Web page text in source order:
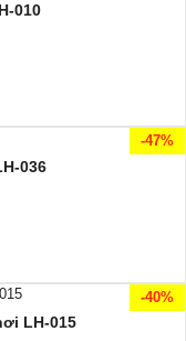
010
-47%
036
-40%
LH-015